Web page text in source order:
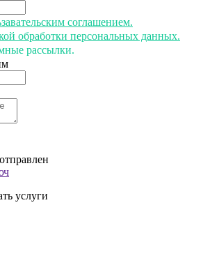
соглашением.
обработки персональных данных.
рассылки.
услуги